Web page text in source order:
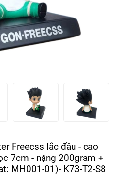
Freecss lắc đầu - cao
7cm - nặng 200gram +
MH001-01)- K73-T2-S8